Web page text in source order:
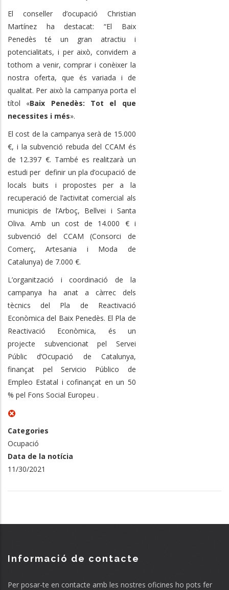
El conseller d’ocupació Christian
Martínez ha destacat: “El Baix
Penedès té un gran atractiu i
potencialitats, i per això, convidem a
tothom a venir, comprar i conèixer la
nostra oferta, que és variada i de
qualitat. Per això la campanya porta el
títol «Baix Penedès: Tot el que
necessites i més».
El cost de la campanya serà de 15.000
€, i la subvenció rebuda del CCAM és
de 12.397 €. També es realitzarà un
estudi per definir un pla d’ocupació de
locals buits i propostes per a la
recuperació de l’activitat comercial als
municipis de l’Arboç, Bellvei i Santa
Oliva. Amb un cost de 14.000 € i
subvenció del CCAM (Consorci de
Comerç, Artesania i Moda de
Catalunya) de 7.000 €.
L’organització i coordinació de la
campanya ha anat a càrrec dels
tècnics del Pla de Reactivació
Econòmica del Baix Penedès. El Pla de
Reactivació Econòmica, és un
projecte subvencionat pel Servei
Públic d’Ocupació de Catalunya,
finançat pel Servicio Público de
Empleo Estatal i cofinançat en un 50
% pel Fons Social Europeu .
Categories
Ocupació
Data de la notícia
11/30/2021
Informació de contacte
Per posar-te en contacte amb les nostres oficines ho pots fer